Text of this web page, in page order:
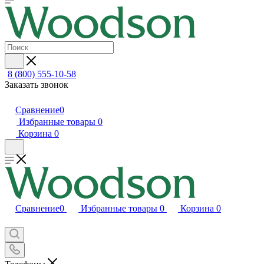
8 (800) 555-10-58
Заказать звонок
Сравнение0
Избранные товары 0
Корзина 0
Сравнение0 Избранные товары 0 Корзина 0